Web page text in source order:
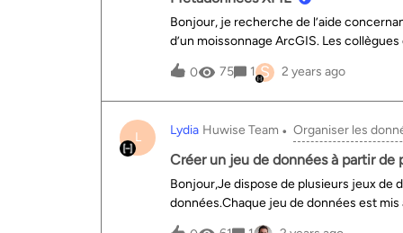
Bonjour, je recherche de l’aide
d’un moissonnage ArcGIS. Les
des fichiers SIG dans un format
métadonnées aux jeux de données
au jeu de données ? faut-il l’ajouter en
m’éclairer.Amélie Auto-translation
datasets from an ArcGIS harvest. The
of the GIS files in an XML format. What
datasets? Should the XML file be added
source? I have never practiced this w
0 75 1 S 2 years ago
L Lydia Huwise Team Organiser les
Créer un jeu de données à partir
Bonjour,Je dispose de plusieurs jeux de
données.Chaque jeu de données est
utiliser la fonctionnalité de fédération